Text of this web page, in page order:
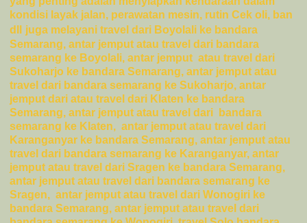
kondisi layak jalan, perawatan mesin, rutin Cek oli, ban
dll
juga melayani travel dari Boyolali ke bandara
Semarang, antar jemput atau travel dari bandara
semarang ke Boyolali, antar jemput atau travel dari
Sukoharjo ke bandara Semarang, antar jemput atau
travel dari bandara semarang ke Sukoharjo, antar
jemput dari atau travel dari Klaten ke bandara
Semarang, antar jemput atau travel dari bandara
semarang ke Klaten, antar jemput atau travel dari
Karanganyar ke bandara Semarang, antar jemput atau
travel dari bandara semarang ke Karanganyar, antar
jemput atau travel dari Sragen ke bandara Semarang,
antar jemput atau travel dari bandara semarang ke
Sragen, antar jemput atau travel dari Wonogiri ke
bandara Semarang, antar jemput atau travel dari